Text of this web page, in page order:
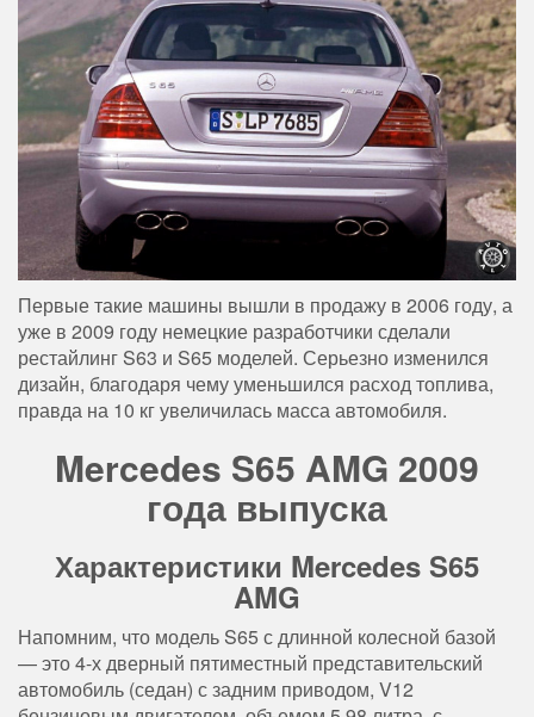
Первые такие машины вышли в продажу в 2006 году, а
уже в 2009 году немецкие разработчики сделали
рестайлинг S63 и S65 моделей. Серьезно изменился
дизайн, благодаря чему уменьшился расход топлива,
правда на 10 кг увеличилась масса автомобиля.
Mercedes S65 AMG 2009
года выпуска
Характеристики Mercedes S65
AMG
Напомним, что модель S65 с длинной колесной базой
— это 4-х дверный пятиместный представительский
автомобиль (седан) с задним приводом, V12